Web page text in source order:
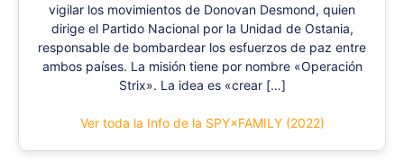
vigilar los movimientos de Donovan Desmond, quien
dirige el Partido Nacional por la Unidad de Ostania,
responsable de bombardear los esfuerzos de paz entre
ambos países. La misión tiene por nombre «Operación
Strix». La idea es «crear […]
Ver toda la Info de la SPY×FAMILY (2022)